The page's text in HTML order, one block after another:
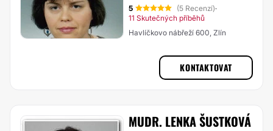
5 (5 Recenzí)·
11 Skutečných příběhů
Havlíčkovo nábřeží 600, Zlín
KONTAKTOVAT
MUDR. LENKA ŠUSTKOVÁ